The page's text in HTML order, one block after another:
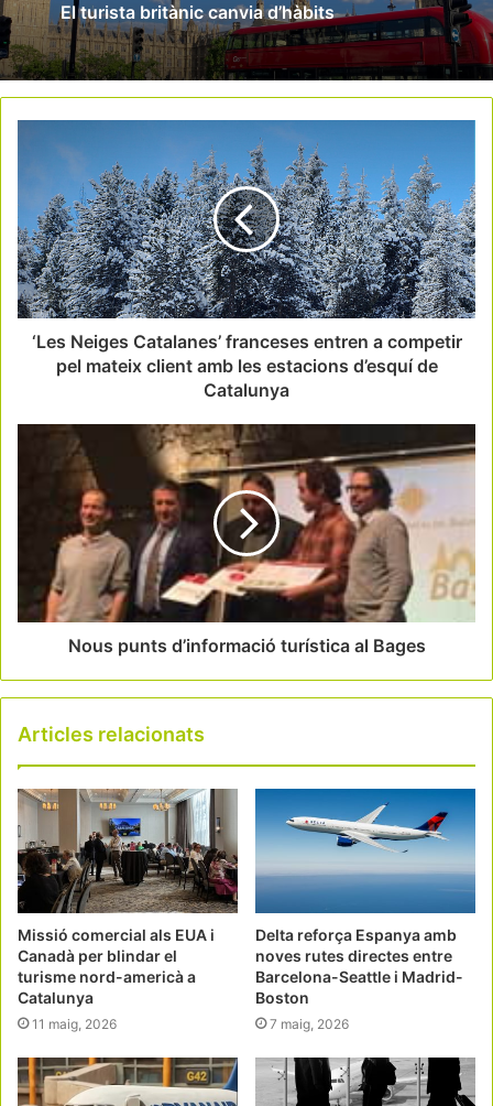
El turista britànic canvia d’hàbits
‘Les Neiges Catalanes’ franceses entren a competir
pel mateix client amb les estacions d’esquí de
Catalunya
Nous punts d’informació turística al Bages
Articles relacionats
Missió comercial als EUA i
Canadà per blindar el
turisme nord-americà a
Catalunya
11 maig, 2026
Delta reforça Espanya amb
noves rutes directes entre
Barcelona-Seattle i Madrid-
Boston
7 maig, 2026